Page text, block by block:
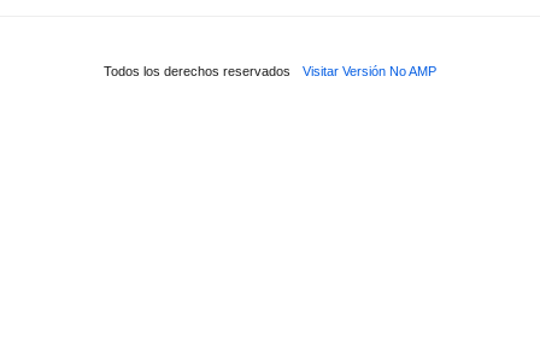
Todos los derechos reservados Visitar Versión No AMP